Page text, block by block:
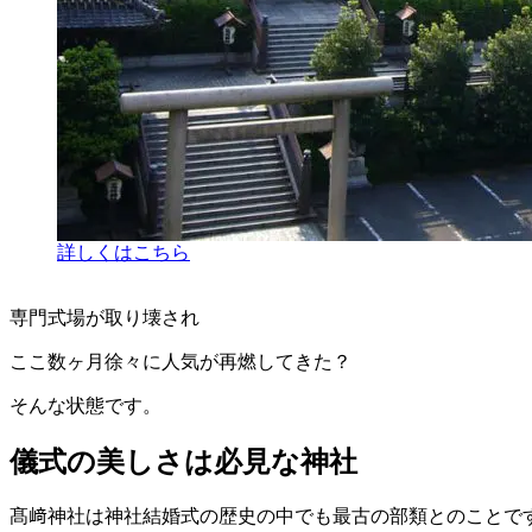
詳しくはこちら
専門式場が取り壊され
ここ数ヶ月徐々に人気が再燃してきた？
そんな状態です。
儀式の美しさは必見な神社
髙﨑神社は神社結婚式の歴史の中でも最古の部類とのことで